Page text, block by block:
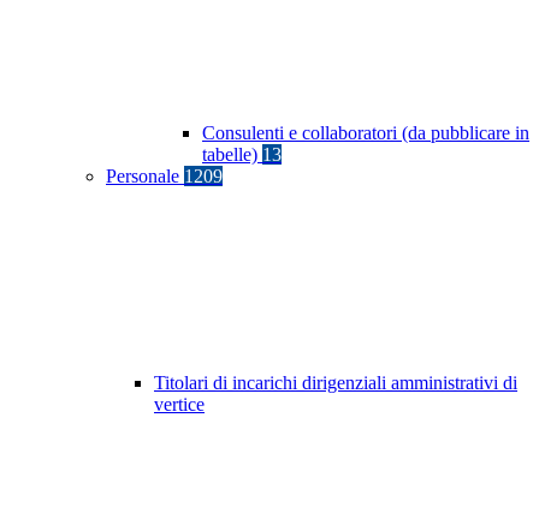
Consulenti e collaboratori (da pubblicare in
tabelle) 13
Personale 1209
Titolari di incarichi dirigenziali amministrativi di
vertice